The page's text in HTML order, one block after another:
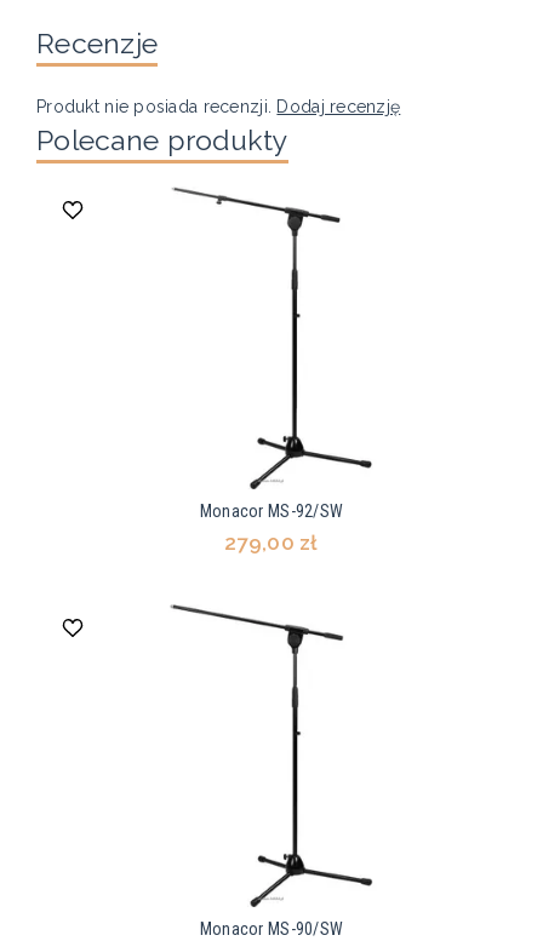
Recenzje
Produkt nie posiada recenzji. Dodaj recenzję
Polecane produkty
Monacor MS-92/SW
279,00 zł
Monacor MS-90/SW